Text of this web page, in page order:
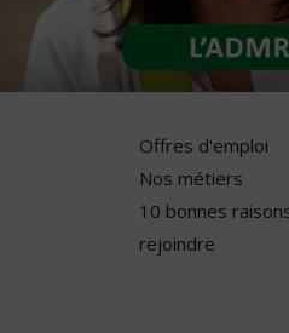
Offres d'emploi
Nos métiers
10 bonnes
rejoindre